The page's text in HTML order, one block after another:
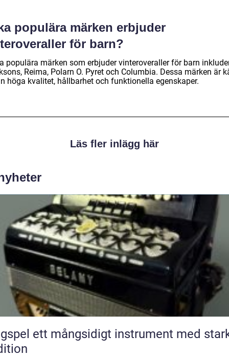
populära märken erbjuder
för barn?
populära märken som erbjuder vinteroveraller för barn
Reima, Polarn O. Pyret och Columbia. Dessa märken är
höga kvalitet, hållbarhet och funktionella egenskaper.
Läs fler inlägg här
instrument med stark